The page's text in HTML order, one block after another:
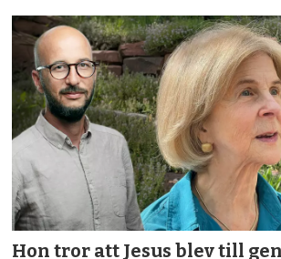
Hon tror att Jesus blev till